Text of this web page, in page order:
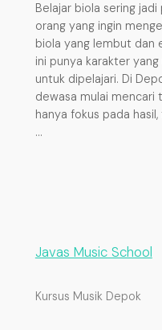
Belajar biola sering
orang yang ingin
biola yang lembut dan
ini punya karakter
untuk dipelajari. Di
dewasa mulai mencari
hanya fokus pada
…
Javas Music School
Kursus Musik Depok